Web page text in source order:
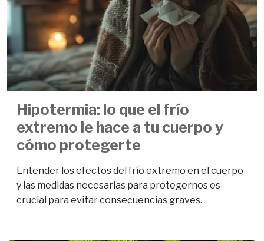
Hipotermia: lo que el frío
extremo le hace a tu cuerpo y
cómo protegerte
Entender los efectos del frío extremo en el cuerpo
y las medidas necesarias para protegernos es
crucial para evitar consecuencias graves.